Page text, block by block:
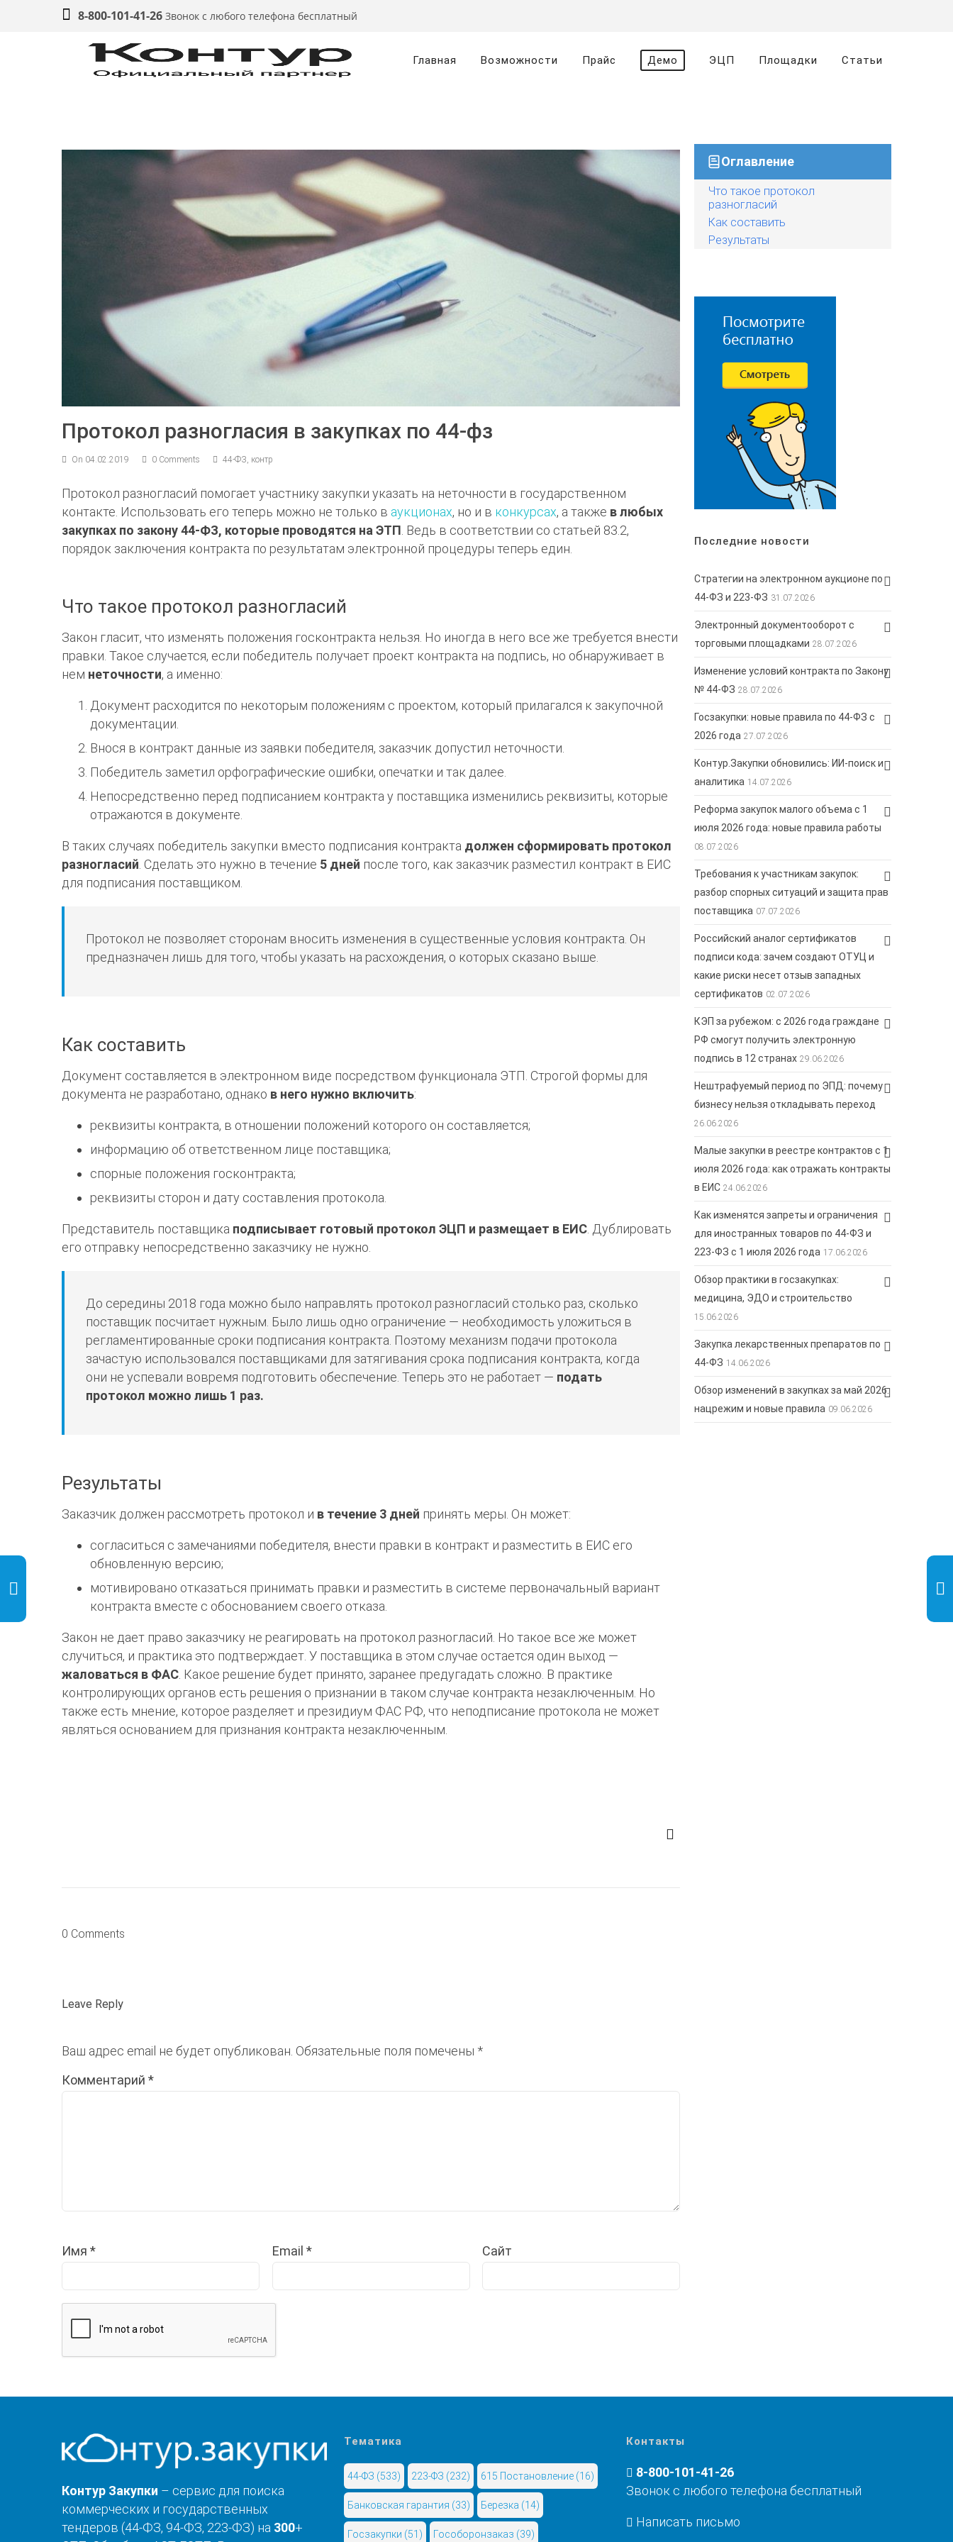
8-800-101-41-26 Звонок с любого телефона бесплатный
Главная Возможности Прайс Демо ЭЦП Площадки Статьи
Протокол разногласия в закупках по 44-фз
On 04.02.2019 0 Comments 44-ФЗ, контр
Протокол разногласий помогает участнику закупки указать на неточности в государственном
контакте. Использовать его теперь можно не только в аукционах, но и в конкурсах, а также в любых
закупках по закону 44-ФЗ, которые проводятся на ЭТП . Ведь в соответствии со статьей 83.2,
порядок заключения контракта по результатам электронной процедуры теперь един.
Что такое протокол разногласий
Закон гласит, что изменять положения госконтракта нельзя. Но иногда в него все же требуется внести
правки. Такое случается, если победитель получает проект контракта на подпись, но обнаруживает в
нем неточности, а именно:
Документ расходится по некоторым положениям с проектом, который прилагался к закупочной
документации.
Внося в контракт данные из заявки победителя, заказчик допустил неточности.
Победитель заметил орфографические ошибки, опечатки и так далее.
Непосредственно перед подписанием контракта у поставщика изменились реквизиты, которые
отражаются в документе.
В таких случаях победитель закупки вместо подписания контракта должен сформировать протокол
разногласий . Сделать это нужно в течение 5 дней после того, как заказчик разместил контракт в ЕИС
для подписания поставщиком.
Протокол не позволяет сторонам вносить изменения в существенные условия контракта. Он
предназначен лишь для того, чтобы указать на расхождения, о которых сказано выше.
Как составить
Документ составляется в электронном виде посредством функционала ЭТП. Строгой формы для
документа не разработано, однако в него нужно включить:
реквизиты контракта, в отношении положений которого он составляется;
информацию об ответственном лице поставщика;
спорные положения госконтракта;
реквизиты сторон и дату составления протокола.
Представитель поставщика подписывает готовый протокол ЭЦП и размещает в ЕИС . Дублировать
его отправку непосредственно заказчику не нужно.
До середины 2018 года можно было направлять протокол разногласий столько раз, сколько
поставщик посчитает нужным. Было лишь одно ограничение — необходимость уложиться в
регламентированные сроки подписания контракта. Поэтому механизм подачи протокола
зачастую использовался поставщиками для затягивания срока подписания контракта, когда
они не успевали вовремя подготовить обеспечение. Теперь это не работает — подать
протокол можно лишь 1 раз.
Результаты
Заказчик должен рассмотреть протокол и в течение 3 дней принять меры. Он может:
согласиться с замечаниями победителя, внести правки в контракт и разместить в ЕИС его
обновленную версию;
мотивировано отказаться принимать правки и разместить в системе первоначальный вариант
контракта вместе с обоснованием своего отказа.
Закон не дает право заказчику не реагировать на протокол разногласий. Но такое все же может
случиться, и практика это подтверждает. У поставщика в этом случае остается один выход —
жаловаться в ФАС . Какое решение будет принято, заранее предугадать сложно. В практике
контролирующих органов есть решения о признании в таком случае контракта незаключенным. Но
также есть мнение, которое разделяет и президиум ФАС РФ, что неподписание протокола не может
являться основанием для признания контракта незаключенным.
0 Comments
Leave Reply
Ваш адрес email не будет опубликован. Обязательные поля помечены *
Комментарий*
Имя* Email * Сайт
Оглавление
Что такое протокол
разногласий
Как составить
Результаты
Последние новости
Стратегии на электронном аукционе по
44-ФЗ и 223-ФЗ 31.07.2026
Электронный документооборот с
торговыми площадками 28.07.2026
Изменение условий контракта по Закону
№ 44-ФЗ 28.07.2026
Госзакупки: новые правила по 44-ФЗ с
2026 года 27.07.2026
Контур.Закупки обновились: ИИ-поиск и
аналитика 14.07.2026
Реформа закупок малого объема с 1
июля 2026 года: новые правила работы
08.07.2026
Требования к участникам закупок:
разбор спорных ситуаций и защита прав
поставщика 07.07.2026
Российский аналог сертификатов
подписи кода: зачем создают ОТУЦ и
какие риски несет отзыв западных
сертификатов 02.07.2026
КЭП за рубежом: с 2026 года граждане
РФ смогут получить электронную
подпись в 12 странах 29.06.2026
Нештрафуемый период по ЭПД: почему
бизнесу нельзя откладывать переход
26.06.2026
Малые закупки в реестре контрактов с 1
июля 2026 года: как отражать контракты
в ЕИС 24.06.2026
Как изменятся запреты и ограничения
для иностранных товаров по 44-ФЗ и
223-ФЗ с 1 июля 2026 года 17.06.2026
Обзор практики в госзакупках:
медицина, ЭДО и строительство
15.06.2026
Закупка лекарственных препаратов по
44-ФЗ 14.06.2026
Обзор изменений в закупках за май 2026:
нацрежим и новые правила 09.06.2026
Контур Закупки – сервис для поиска
коммерческих и государственных
тендеров (44-ФЗ, 94-ФЗ, 223-ФЗ) на 300+
Тематика
44-ФЗ (533) 223-ФЗ (232) 615 Постановление (16)
Банковская гарантия (33) Березка (14)
Госзакупки (51) Гособоронзаказ (39)
Контакты
8-800-101-41-26
Звонок с любого телефона бесплатный
Написать письмо